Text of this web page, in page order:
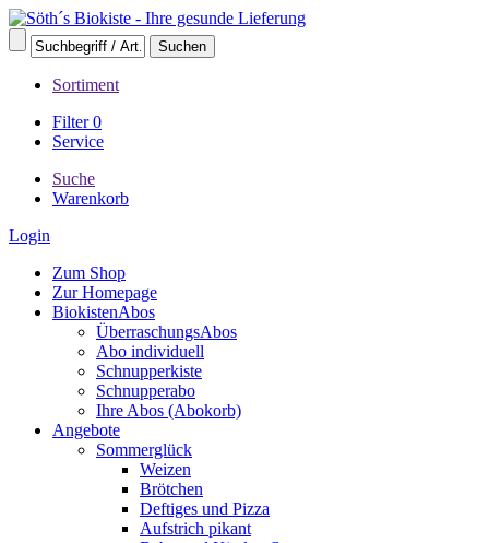
Sortiment
Filter0
Service
Suche
Warenkorb
Login
Zum Shop
Zur Homepage
BiokistenAbos
ÜberraschungsAbos
Abo individuell
Schnupperkiste
Schnupperabo
Ihre Abos (Abokorb)
Angebote
Sommerglück
Weizen
Brötchen
Deftiges und Pizza
Aufstrich pikant